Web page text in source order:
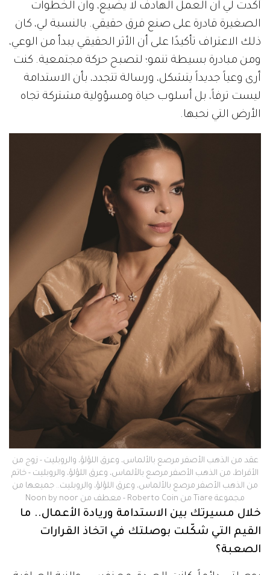
أكدت لي أن العمل الهادف لا يضيع، وأن الخطوات
الصغيرة قادرة على صنع فرق حقيقي. بالنسبة لي، كان
ذلك الاعتراف تأكيدًا على أن الأثر الحقيقي يبدأ من الوعي،
ومن مبادرة بسيطة تنمو؛ لتصبح حركة مجتمعية. كنت
أرى وعياً جديداً يتشكل، ورسالة تتجدد، بأن الاستدامة
ليست ترفاً، بل أسلوب حياة ومسؤولية مشتركة تجاه
الأرض التي نحبها.
عقد من الذهب الأصفر مرصع بالألماس، وعرق اللؤلؤ، والروبليت - زوج من
الأقراط، من الذهب الأصفر مرصع بالألماس، وعرق اللؤلؤ، والروبليت - خاتم
من الذهب الأصفر مرصع بالألماس، وعرق اللؤلؤ، والروبليت.. جميعها من
مجموعة Tiare من Roberto Coin - معطف من Noon by noor
خلال مسيرتك بين الاستدامة وريادة الأعمال.. ما
القيم التي شكّلت بوصلتك في اتخاذ القرارات
الصعبة؟